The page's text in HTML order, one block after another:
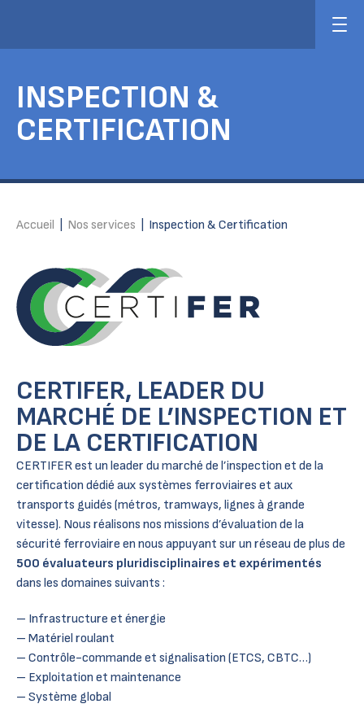
INSPECTION &
CERTIFICATION
Accueil Nos services Inspection & Certification
CERTIFER, LEADER DU
MARCHÉ DE L’INSPECTION ET
DE LA CERTIFICATION
CERTIFER est un leader du marché de l’inspection et de la
certification dédié aux systèmes ferroviaires et aux
transports guidés (métros, tramways, lignes à grande
vitesse). Nous réalisons nos missions d’évaluation de la
sécurité ferroviaire en nous appuyant sur un réseau de plus de
500 évaluateurs pluridisciplinaires et expérimentés
dans les domaines suivants :
– Infrastructure et énergie
– Matériel roulant
– Contrôle-commande et signalisation (ETCS, CBTC…)
– Exploitation et maintenance
– Système global